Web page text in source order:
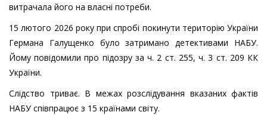
витрачала його на власні потреби.
15 лютого 2026 року при спробі покинути територію України
Германа Галущенко було затримано детективами НАБУ.
Йому повідомили про підозру за ч. 2 ст. 255, ч. 3 ст. 209 КК
України.
Слідство триває. В межах розслідування вказаних фактів
НАБУ співпрацює з 15 країнами світу.